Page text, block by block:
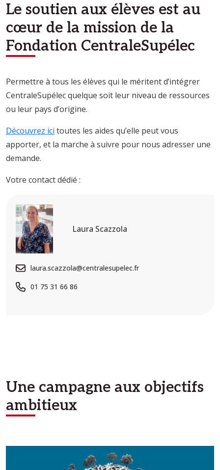
Le soutien aux élèves est au
cœur de la mission de la
Fondation CentraleSupélec
Permettre à tous les élèves qui le méritent d’intégrer
CentraleSupélec quelque soit leur niveau de ressources
ou leur pays d’origine.
Découvrez ici toutes les aides qu’elle peut vous
apporter, et la marche à suivre pour nous adresser une
demande.
Votre contact dédié :
Image
Laura Scazzola
laura.scazzola@centralesupelec.fr
01 75 31 66 86
Une campagne aux objectifs
ambitieux